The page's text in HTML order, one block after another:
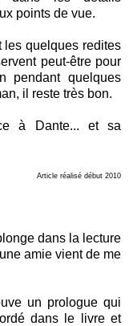
points de vue.
les quelques redites
peut-être pour
pendant quelques
il reste très bon.
à Dante... et sa
Article réalisé début 2010
dans la lecture
amie vient de me
un prologue qui
dans le livre et